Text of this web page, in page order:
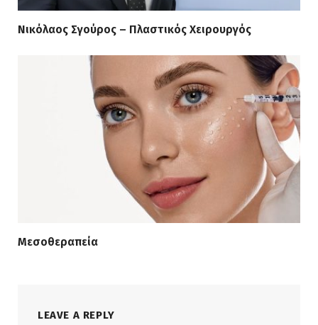
Νικόλαος Σγούρος – Πλαστικός Χειρουργός
Μεσοθεραπεία
LEAVE A REPLY